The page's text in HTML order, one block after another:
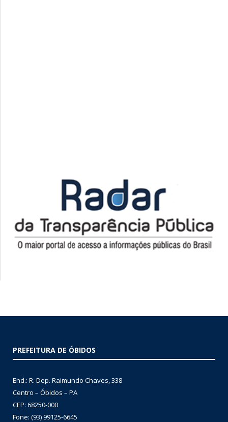
PREFEITURA DE ÓBIDOS
End.: R. Dep. Raimundo Chaves, 338
Centro – Óbidos – PA
CEP: 68250-000
Fone: (93) 99125-6645